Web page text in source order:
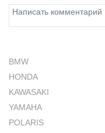
BMW
HONDA
KAWASAKI
YAMAHA
POLARIS